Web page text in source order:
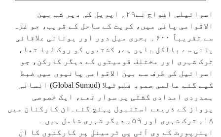
اسرائیلی افواج نے۲۹؍ اپریل کی دیر شب بین
الاقوامی پانی میں، کریت کے ساحل کے قریب، جو غزہ
سے تقریباً ۶۰۰؍ بحری میل دور اور یونانی علاقائی
پانی سے بالکل باہر ہے، کشتیوں کو روک لیا تھا،
ترک شہری اور مختلف قومیتوں کے دیگر کارکن، جو
اسرائیل کی طرف سے بین الاقوامی پانیوں میں ضبط
کیے گئے عالمی صمود فلوٹیلا (Global Sumud) انسانی
ہمدردی امدادی کشتی پر سوار تھے، ایک خصوصی
پرواز کے ذریعے استنبول پہنچ گئے۔ان کارکنان میں
۱۸؍ ترک شہری اور ۵۹؍ دیگر شہری شامل ہیں ۔
ایئرپورٹ کے وی آئی پی ٹرمینل پر کارکنوں کا ان